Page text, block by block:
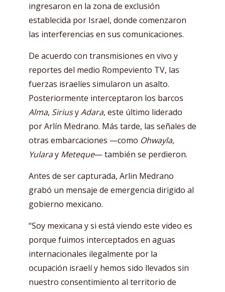
ingresaron en la zona de exclusión
establecida por Israel, donde comenzaron
las interferencias en sus comunicaciones.
De acuerdo con transmisiones en vivo y
reportes del medio Rompeviento TV, las
fuerzas israelíes simularon un asalto.
Posteriormente interceptaron los barcos
Alma, SiriusyAdara, este último liderado
por Arlín Medrano. Más tarde, las señales de
otras embarcaciones —como Ohwayla,
Yularay Meteque— también se perdieron.
Antes de ser capturada, Arlin Medrano
grabó un mensaje de emergencia dirigido al
gobierno mexicano.
“Soy mexicana y si está viendo este video es
porque fuimos interceptados en aguas
internacionales ilegalmente por la
ocupación israelí y hemos sido llevados sin
nuestro consentimiento al territorio de